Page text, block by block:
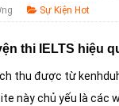
Sự Kiện Hot
thi IELTS hiệu
thu được từ
này chủ yếu là